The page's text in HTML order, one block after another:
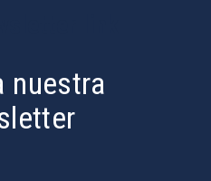
nuestra